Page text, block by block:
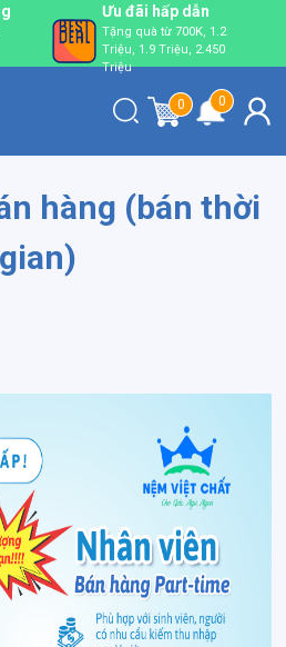
Ưu đãi hấp dẫn
Tặng quà từ 700K, 1.2
Triệu, 1.9 Triệu, 2.450
Triệu
0 0
hàng (bán thời
gian)